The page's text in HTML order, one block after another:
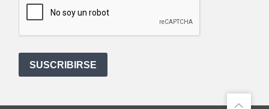
SUSCRIBIRSE